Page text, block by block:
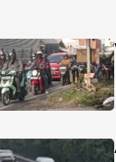
Persib,
23 Mei